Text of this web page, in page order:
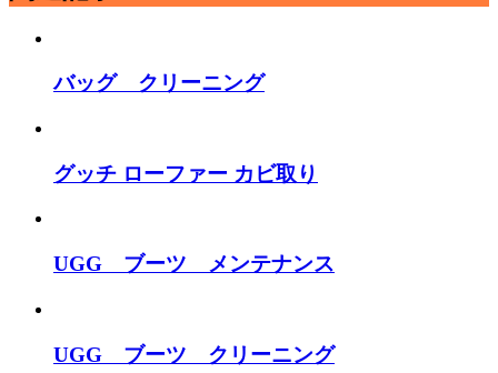
バッグ クリーニング
グッチ ローファー カビ取り
UGG ブーツ メンテナンス
UGG ブーツ クリーニング